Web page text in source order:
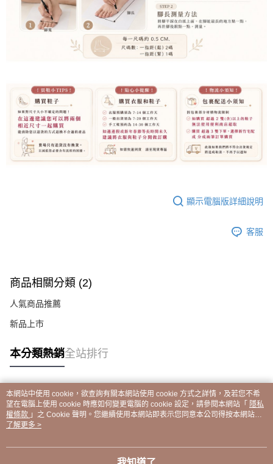
顯示電腦版詳細說明
客服
商品相關分類 (2)
人氣商品推薦
新品上市
本分類熱銷全站排行
熱門標籤
本網站中使用 cookie，欲查詢有關本網站使用 cookie 方式之詳情，及若您不希
望在電腦上使用 cookie 時應如何變更電腦的 cookie 設定，請參閱本網站「 隱私
權條款 」之 Cookie 聲明。您繼續使用本網站即表示您同意本公司得按本網站使
用條款之 Cookie 聲明使用 cookie。
了解更多 >